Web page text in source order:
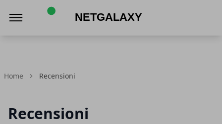
Home Recensioni
Recensioni